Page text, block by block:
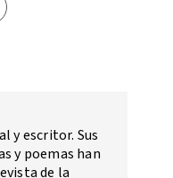
y escritor. Sus
y poemas han
de la